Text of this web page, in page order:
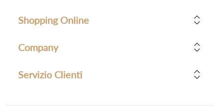
Shopping Online
Company
Servizio Clienti